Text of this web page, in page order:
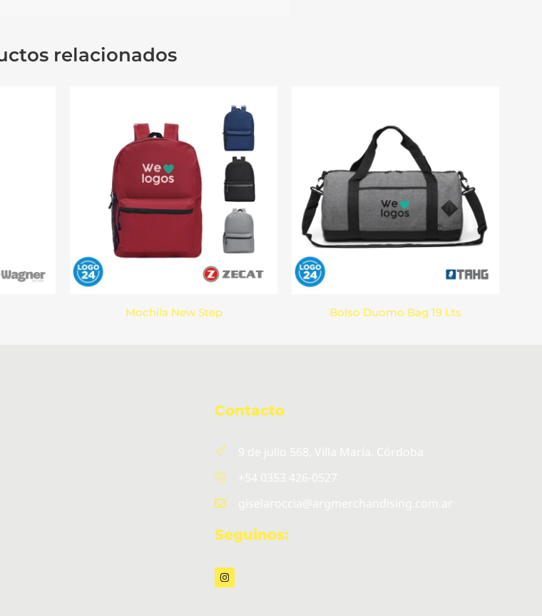
relacionados
Mochila New Step Bolso Duomo Bag 19 Lts
Contacto
9 de julio 568, Villa María. Córdoba
+54 0353 426-0527
giselaroccia@argmerchandising.com.ar
Seguinos:
I
n
s